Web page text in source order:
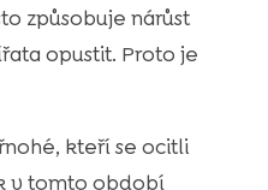
způsobuje nárůst
opustit. Proto je
kteří se ocitli
v tomto období